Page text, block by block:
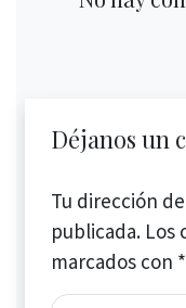
Déjanos un
Tu dirección
publicada. Los
marcados con *